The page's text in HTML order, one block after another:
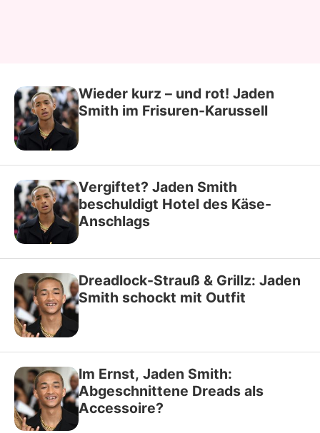
Wieder kurz – und rot! Jaden
Smith im Frisuren-Karussell
Vergiftet? Jaden Smith
beschuldigt Hotel des Käse-
Anschlags
Dreadlock-Strauß & Grillz: Jaden
Smith schockt mit Outfit
Im Ernst, Jaden Smith:
Abgeschnittene Dreads als
Accessoire?